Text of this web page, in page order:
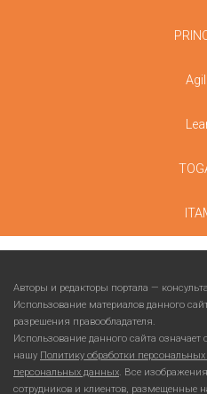
Авторы и редакторы портала —
Использование материалов данного
разрешения правообладателя.
Использование данного сайта означает
нашу Политику обработки
персональных данных. Все
сотрудников и клиентов, размещенные